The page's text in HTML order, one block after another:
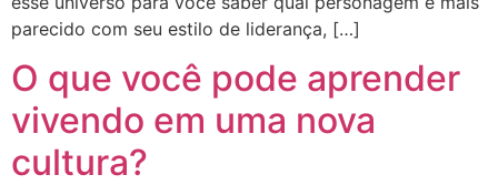
parecido com seu estilo de liderança, […]
O que você pode aprender
vivendo em uma nova
cultura?